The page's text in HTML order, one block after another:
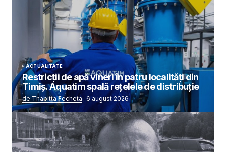
ACTUALITATE
Restricții de apă vineri în patru localități din
Timiș. Aquatim spală rețelele de distribuție
de Thabitta Fecheta 6 august 2026